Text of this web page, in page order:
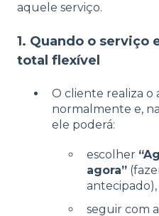
aquele serviço.
1. Quando o serviço
total flexível
O cliente realiza o
normalmente e,
ele poderá:
escolher
agora”
antecipado),
seguir com